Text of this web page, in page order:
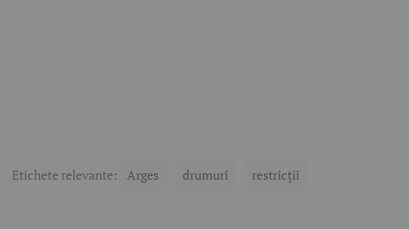
Etichete relevante: Arges drumuri restricții